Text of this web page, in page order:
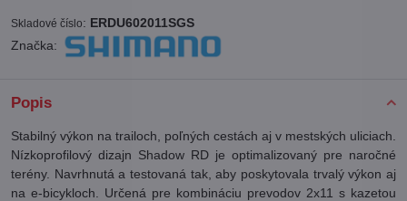
Skladové číslo: ERDU602011SGS
Značka:
Popis
Stabilný výkon na trailoch, poľných cestách aj v mestských uliciach.
Nízkoprofilový dizajn Shadow RD je optimalizovaný pre naročné
terény. Navrhnutá a testovaná tak, aby poskytovala trvalý výkon aj
na e-bicykloch. Určená pre kombináciu prevodov 2x11 s kazetou